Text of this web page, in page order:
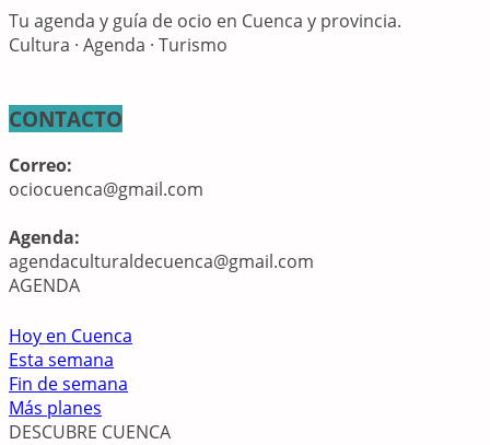
Tu agenda y guía de ocio en Cuenca y provincia.
Cultura · Agenda · Turismo
CONTACTO
Correo:
ociocuenca@gmail.com
Agenda:
agendaculturaldecuenca@gmail.com
AGENDA
Hoy en Cuenca
Esta semana
Fin de semana
Más planes
DESCUBRE CUENCA